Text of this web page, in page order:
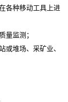
各种移动工具上进
量监测；
或堆场、采矿业、